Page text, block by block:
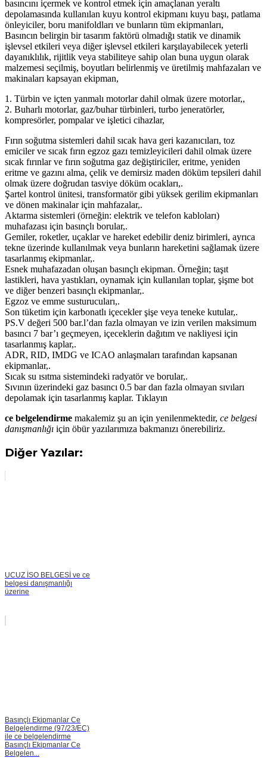
basıncını içermek ve kontrol etmek için amaçlanan yeraltı
depolamasında kullanılan kuyu kontrol ekipmanı kuyu başı, patlama
önleyiciler, boru manifoldları ve bunların tüm ekipmanları,
Basıncın belirgin bir tasarım faktörü olmadığı statik ve dinamik
işlevsel etkileri veya diğer işlevsel etkileri karşılayabilecek yeterli
dayanıklılık, rijitlik veya stabiliteye sahip olan buna uygun olarak
malzemesi seçilmiş, boyutları belirlenmiş ve üretilmiş mahfazaları ve
makinaları kapsayan ekipman,
1. Türbin ve içten yanmalı motorlar dahil olmak üzere motorlar,,
2. Buharlı motorlar, gaz/buhar türbinleri, turbo jeneratörler,
kompresörler, pompalar ve işletici cihazlar,
Fırın soğutma sistemleri dahil sıcak hava geri kazanıcıları, toz
emiciler ve sıcak fırın egzoz gazı temizleyicileri dahil olmak üzere
sıcak fırınlar ve fırın soğutma gaz değiştiriciler, eritme, yeniden
eritme ve gazını alma, çelik ve demirsiz maden döküm tepsileri dahil
olmak üzere doğrudan tasviye döküm ocakları,.
Şartel kontrol ünitesi, transformatör gibi yüksek gerilim ekipmanları
ve dönen makinalar için mahfazalar,.
Aktarma sistemleri (örneğin: elektrik ve telefon kabloları)
muhafazası için basınçlı borular,.
Gemiler, roketler, uçaklar ve hareket edebilir deniz birimleri, ayrıca
tekne üzerinde kullanılmak veya bunların hareketini sağlamak üzere
tasarlanmış ekipmanlar,.
Esnek muhafazadan oluşan basınçlı ekipman. Örneğin; taşıt
lastikleri, hava yastıkları, oynamak için kullanılan toplar, şişme bot
ve diğer benzeri basınçlı ekipmanlar,.
Egzoz ve emme susturucuları,.
Son tüketim için karbonatlı içecekler şişe veya teneke kutular,.
PS.V değeri 500 bar.l’dan fazla olmayan ve izin verilen maksimum
basıncı 7 bar’ı geçmeyen, içeceklerin dağıtım ve nakliyesi için
tasarlanmış kaplar,.
ADR, RID, IMDG ve ICAO anlaşmaları tarafından kapsanan
ekipmanlar,.
Sıcak su ısıtma sistemindeki radyatör ve borular,.
Sıvının üzerindeki gaz basıncı 0.5 bar dan fazla olmayan sıvıları
depolamak için tasarlanmış kaplar. Tıklayın
ce belgelendirme makalemiz şu an için yenilenmektedir, ce belgesi
danışmanlığı için öbür yazılarımıza bakmanızı önerebiliriz.
Diğer Yazılar:
UCUZ İSO BELGESİ ve ce
belgesi danışmanlığı
üzerine
Basınçlı Ekipmanlar Ce
Belgelendirme (97/23/EC)
ile ce belgelendirme
Basınçlı Ekipmanlar Ce
Belgelen...